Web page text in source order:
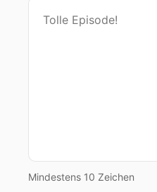
Mindestens 10 Zeichen